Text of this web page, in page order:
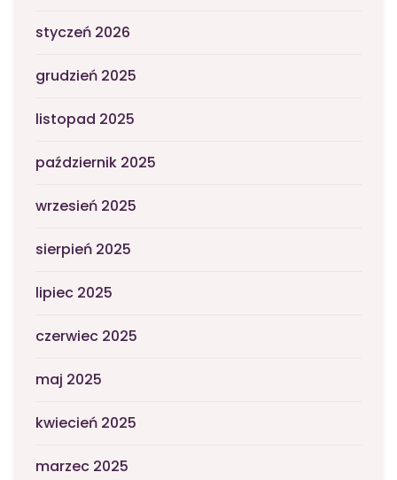
styczeń 2026
grudzień 2025
listopad 2025
październik 2025
wrzesień 2025
sierpień 2025
lipiec 2025
czerwiec 2025
maj 2025
kwiecień 2025
marzec 2025